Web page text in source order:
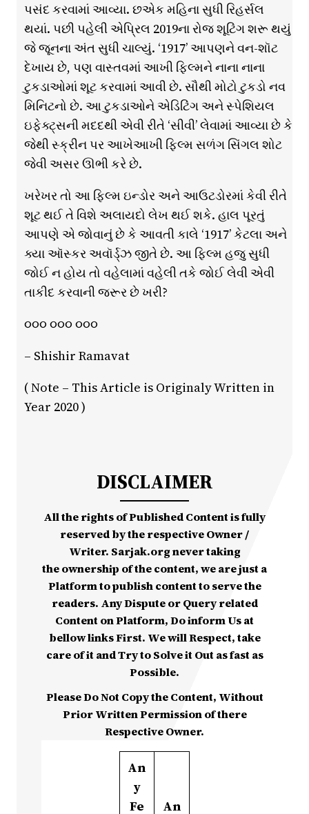
પસંદ કરવામાં આવ્યા. છએક મહિના સુધી રિહર્સલ
થયાં. પછી પહેલી એપ્રિલ 2019ના રોજ શૂટિંગ શરૂ થયું
જે જૂનના અંત સુધી ચાલ્યું. ‘1917’ આપણને વન-શૉટ
દેખાય છે, પણ વાસ્તવમાં આખી ફિલ્મને નાના નાના
ટુકડાઓમાં શૂટ કરવામાં આવી છે. સૌથી મોટો ટુકડો નવ
મિનિટનો છે. આ ટુકડાઓને એડિટિંગ અને સ્પેશિયલ
ઇફેક્ટ્સની મદદથી એવી રીતે ‘સીવી’ લેવામાં આવ્યા છે કે
જેથી સ્ક્રીન પર આખેઆખી ફિલ્મ સળંગ સિંગલ શોટ
જેવી અસર ઊભી કરે છે.
ખરેખર તો આ ફિલ્મ ઇન્ડોર અને આઉટડોરમાં કેવી રીતે
શૂટ થઈ તે વિશે અલાયદો લેખ થઈ શકે. હાલ પૂરતું
આપણે એ જોવાનું છે કે આવતી કાલે ‘1917’ કેટલા અને
ક્યા ઑસ્કર અવૉર્ડ્ઝ જીતે છે. આ ફિલ્મ હજુ સુધી
જોઈ ન હોય તો વહેલામાં વહેલી તકે જોઈ લેવી એવી
તાકીદ કરવાની જરૂર છે ખરી?
૦૦૦ ૦૦૦ ૦૦૦
– Shishir Ramavat
( Note – This Article is Originaly Written in
Year 2020 )
DISCLAIMER
All the rights of Published Content is fully
reserved by the respective Owner /
Writer. Sarjak.org never taking
the ownership of the content, we are just a
Platform to publish content to serve the
readers. Any Dispute or Query related
Content on Platform, Do inform Us at
bellow links First. We will Respect, take
care of it and Try to Solve it Out as fast as
Possible.
Please Do Not Copy the Content, Without
Prior Written Permission of there
Respective Owner.
An
y
Fe
An